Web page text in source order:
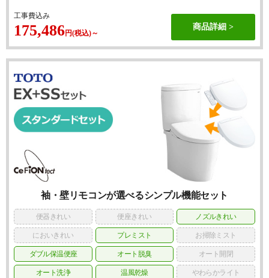
工事費込み
175,486円(税込)～
商品詳細
袖・壁リモコンが選べるシンプル機能セット
便器きれい 便座きれい ノズルきれい
においきれい プレミスト お掃除ミスト
ダブル保温便座 オート脱臭 オート開閉
オート洗浄 温風乾燥 やわらかライト